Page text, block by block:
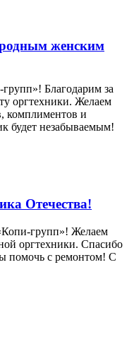
женским
Благодарим за
оргтехники. Желаем
комплиментов и
будет незабываемым!
Отечества!
Желаем
оргтехники. Спасибо
помочь с ремонтом! С